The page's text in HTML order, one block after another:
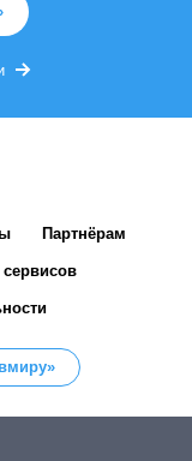
Партнёрам